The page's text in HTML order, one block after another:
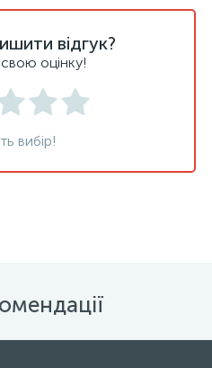
відгук?
оцінку!
вибір!